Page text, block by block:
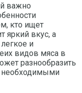
важно
кто ищет
яркий вкус, а
и
видов мяса в
разнообразить
необходимыми